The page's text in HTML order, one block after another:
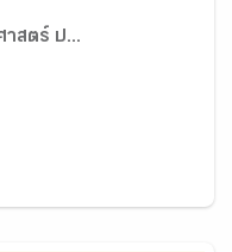
สตร์ ป...